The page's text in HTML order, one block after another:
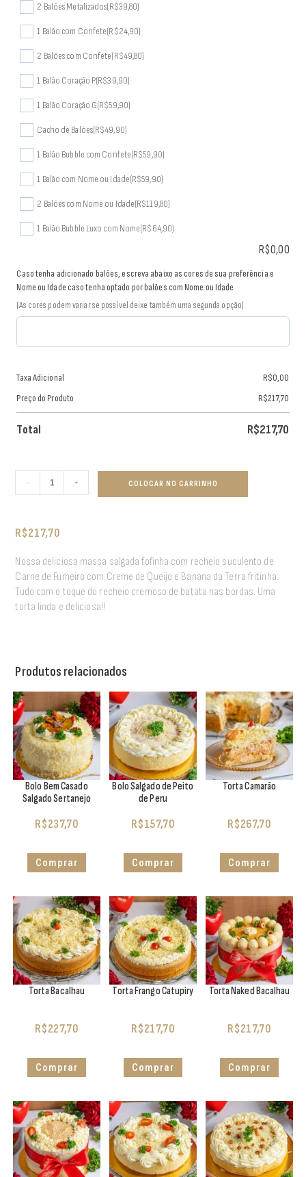
2 Balões Metalizados(R$39,80)
1 Balão com Confete(R$24,90)
2 Balões com Confete(R$49,80)
1 Balão Coração P(R$39,90)
1 Balão Coração G(R$59,90)
Cacho de Balões(R$49,90)
1 Balão Bubble com Confete(R$59,90)
1 Balão com Nome ou Idade(R$59,90)
2 Balões com Nome ou Idade(R$119,80)
1 Balão Bubble Luxo com Nome(R$64,90)
R$0,00
Caso tenha adicionado balões, escreva abaixo as cores de sua preferência e
Nome ou Idade caso tenha optado por balões com Nome ou Idade
(As cores podem variar se possível deixe também uma segunda opção)
Taxa Adicional R$0,00
Preço do Produto
R$217,70
Total R$217,70
- + COLOCAR NO CARRINHO
R$217,70
Nossa deliciosa massa salgada fofinha com recheio suculento de
Carne de Fumeiro com Creme de Queijo e Banana da Terra fritinha.
Tudo com o toque do recheio cremoso de batata nas bordas. Uma
torta linda e deliciosa!!
Produtos relacionados
Bolo Bem Casado
Salgado Sertanejo
R$237,70
Comprar
Bolo Salgado de Peito
de Peru
R$157,70
Comprar
Torta Camarão
R$267,70
Comprar
Torta Bacalhau
R$227,70
Comprar
Torta Frango Catupiry
R$217,70
Comprar
Torta Naked Bacalhau
R$217,70
Comprar